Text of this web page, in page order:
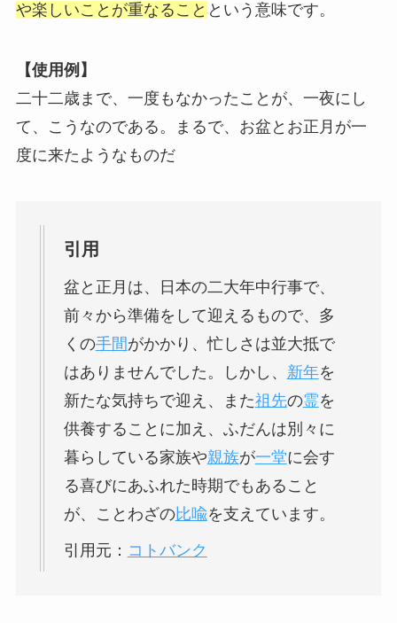
や楽しいことが重なること という意味です。
【使用例】
二十二歳まで、一度もなかったことが、一夜にし
て、こうなのである。まるで、お盆とお正月が一
度に来たようなものだ
引用
盆と正月は、日本の二大年中行事で、
前々から準備をして迎えるもので、多
くの手間がかかり、忙しさは並大抵で
はありませんでした。しかし、 新年を
新たな気持ちで迎え、また祖先の霊を
供養することに加え、ふだんは別々に
暮らしている家族や親族が一堂に会す
る喜びにあふれた時期でもあること
が、ことわざの比喩を支えています。
引用元： コトバンク